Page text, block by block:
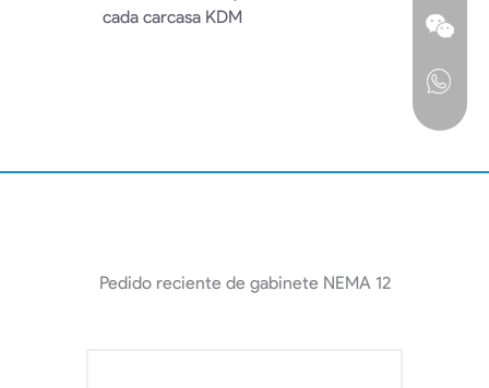
cada carcasa KDM
Pedido reciente de gabinete NEMA 12